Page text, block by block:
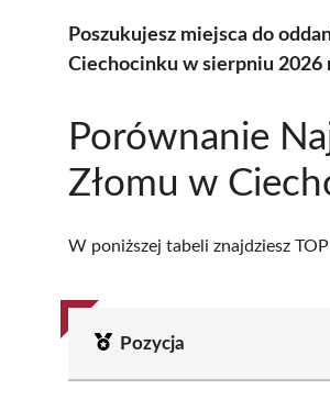
Poszukujesz miejsca do
Ciechocinku w sierpniu
Porównanie
Złomu w
W poniższej tabeli znajdziesz
Pozycja